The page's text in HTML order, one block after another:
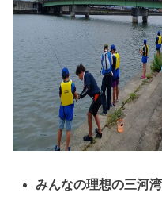
みんなの理想の三河